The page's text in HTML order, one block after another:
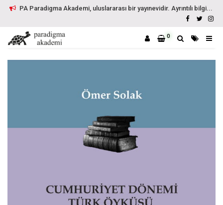
PA Paradigma Akademi, uluslararası bir yayınevidir. Ayrıntılı bilgi...
0